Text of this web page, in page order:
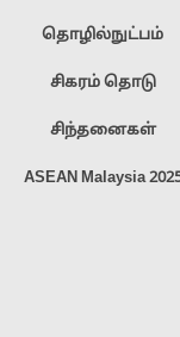
தொழில்நுட்பம்
சிகரம் தொடு
சிந்தனைகள்
ASEAN Malaysia